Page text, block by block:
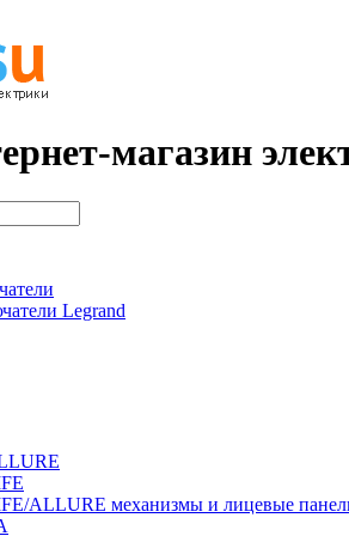
магазин
Legrand
ALLURE механизмы и лицевые